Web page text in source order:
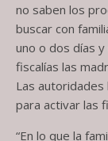
no saben los
buscar con
uno o dos días
fiscalías las
Las
para activar las
“En lo que la